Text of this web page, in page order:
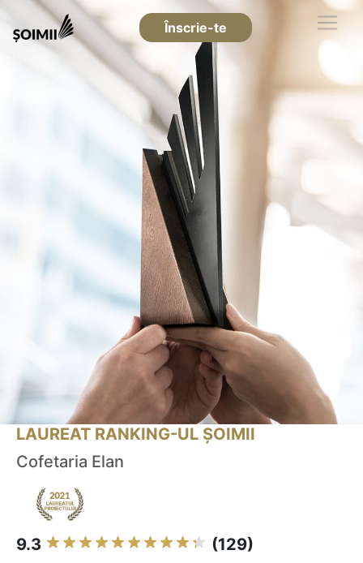
Înscrie-te
LAUREAT RANKING-UL ȘOIMII
Cofetaria Elan
9.3 (129)